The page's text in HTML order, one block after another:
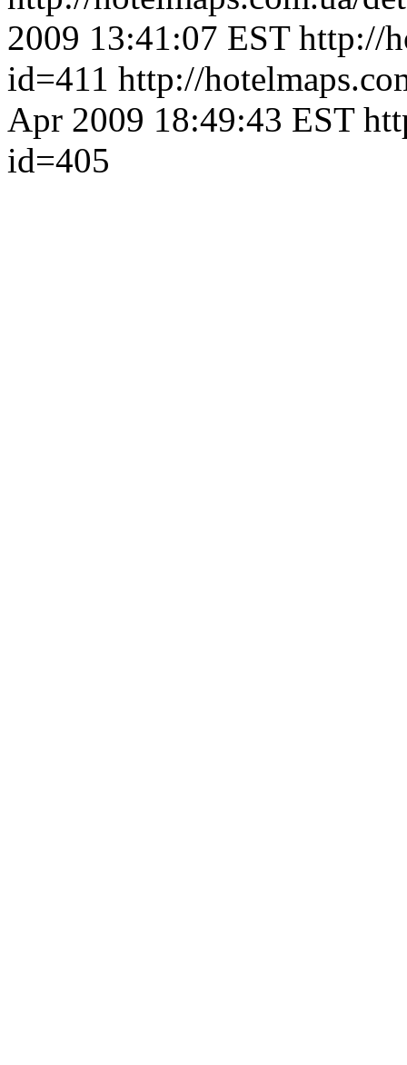
2009 13:41:07 EST http://
id=411 http://
Apr 2009 18:49:43 EST
id=405